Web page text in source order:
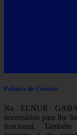
Política de Cookies
Na ELNUR
necessários para lhe
funcional.